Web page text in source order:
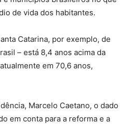
de vida dos habitantes.
Catarina, por exemplo, de
– está 8,4 anos acima da
em 70,6 anos,
Marcelo Caetano, o dado
em conta para a reforma e a